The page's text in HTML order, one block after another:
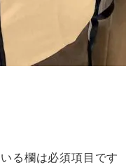
る欄は必須項目です